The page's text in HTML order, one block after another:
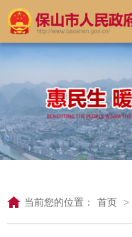
当前您的位置： 首页 >